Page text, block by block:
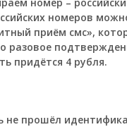
номеров
приём смс»,
разовое
придётся 4 рубля.
не прошёл